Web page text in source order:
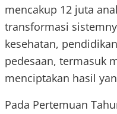
mencakup 12 juta
transformasi
kesehatan,
pedesaan, termasuk
menciptakan hasil
Pada Pertemuan